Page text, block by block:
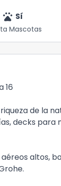
pets Sí
Mascotas
16
de la
decks
altos,